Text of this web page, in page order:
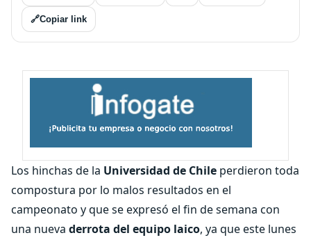
🔗Copiar link
Los hinchas de la Universidad de Chile perdieron toda
compostura por lo malos resultados en el
campeonato y que se expresó el fin de semana con
una nueva derrota del equipo laico, ya que este lunes